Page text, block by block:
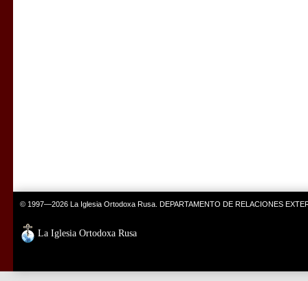
© 1997—2026 La Iglesia Ortodoxa Rusa. DEPARTAMENTO DE RELACIONES
La Iglesia Ortodoxa Rusa